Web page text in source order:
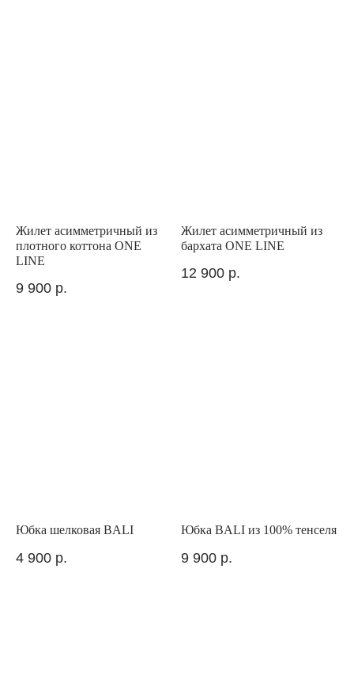
Жилет асимметричный из
плотного коттона ONE
LINE
9 900 р.
Жилет асимметричный из
бархата ONE LINE
12 900 р.
Юбка шелковая BALI
4 900 р.
Юбка BALI из 100% тенселя
9 900 р.